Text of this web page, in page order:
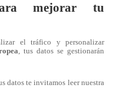
mejorar tu
el tráfico y personalizar
, tus datos se gestionarán
datos te invitamos leer nuestra